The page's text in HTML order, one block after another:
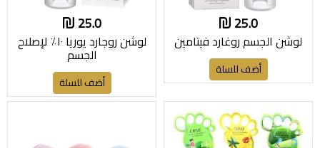
25.0
لوشن الجسم روغارد فيتامين
أضف للسلة
25.0
لوشن روجارد يوريا ١٠٪ لإصلاح
الجسم
أضف للسلة